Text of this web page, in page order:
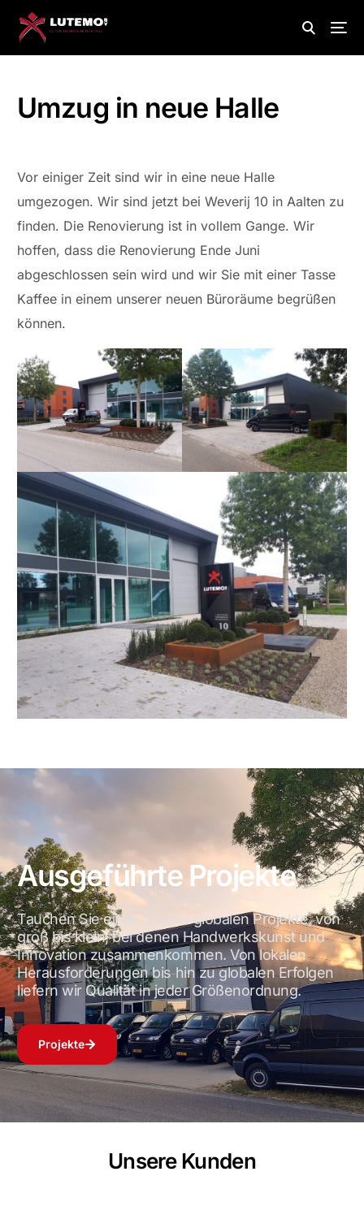
Umzug in neue Halle
Vor einiger Zeit sind wir in eine neue Halle
umgezogen. Wir sind jetzt bei Weverij 10 in Aalten zu
finden. Die Renovierung ist in vollem Gange. Wir
hoffen, dass die Renovierung Ende Juni
abgeschlossen sein wird und wir Sie mit einer Tasse
Kaffee in einem unserer neuen Büroräume begrüßen
können.
Ausgeführte Projekte
Tauchen Sie ein in unsere globalen Projekte, von
groß bis klein, bei denen Handwerkskunst und
Innovation zusammenkommen. Von lokalen
Herausforderungen bis hin zu globalen Erfolgen
liefern wir Qualität in jeder Größenordnung.
Projekte
Unsere Kunden